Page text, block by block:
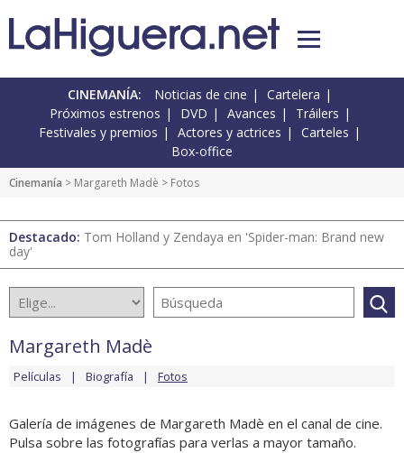
CINEMANÍA: Noticias de cine
Cartelera
Próximos estrenos
DVD Avances
Tráilers
Festivales y premios
Actores y actrices
Carteles
Box-office
Cinemanía > Margareth Madè > Fotos
Destacado: Tom Holland y Zendaya en 'Spider-man: Brand new
day'
Margareth Madè
Películas Biografía Fotos
Galería de imágenes de Margareth Madè en el canal de cine.
Pulsa sobre las fotografías para verlas a mayor tamaño.